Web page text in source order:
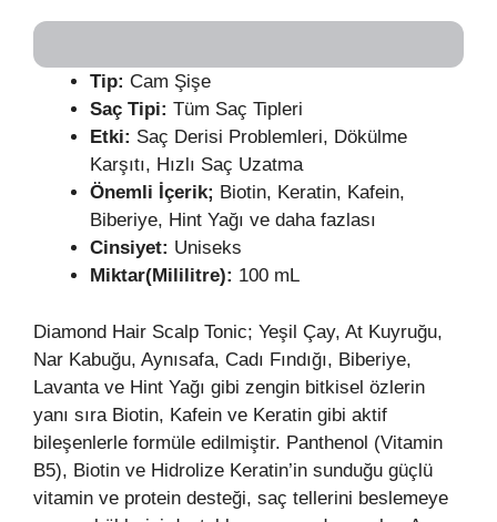
Tip: Cam Şişe
Saç Tipi: Tüm Saç Tipleri
Etki: Saç Derisi Problemleri, Dökülme
Karşıtı, Hızlı Saç Uzatma
Önemli İçerik; Biotin, Keratin, Kafein,
Biberiye, Hint Yağı ve daha fazlası
Cinsiyet: Uniseks
Miktar(Mililitre): 100 mL
Diamond Hair Scalp Tonic; Yeşil Çay, At Kuyruğu,
Nar Kabuğu, Aynısafa, Cadı Fındığı, Biberiye,
Lavanta ve Hint Yağı gibi zengin bitkisel özlerin
yanı sıra Biotin, Kafein ve Keratin gibi aktif
bileşenlerle formüle edilmiştir. Panthenol (Vitamin
B5), Biotin ve Hidrolize Keratin’in sunduğu güçlü
vitamin ve protein desteği, saç tellerini beslemeye